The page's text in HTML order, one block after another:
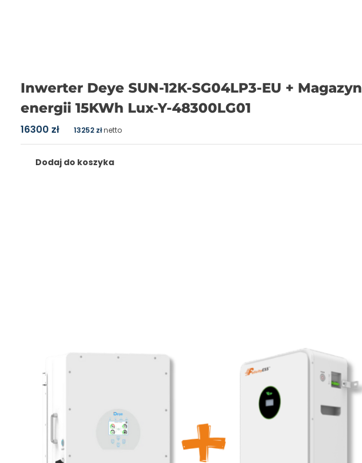
Inwerter Deye SUN-12K-SG04LP3-EU + Magazyn
energii 15KWh Lux-Y-48300LG01
16300 zł 13252 złnetto
Dodaj do koszyka